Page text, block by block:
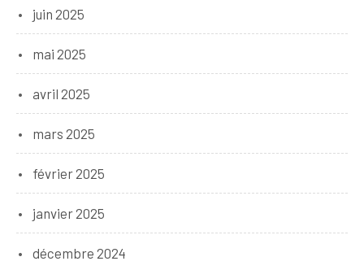
juin 2025
mai 2025
avril 2025
mars 2025
février 2025
janvier 2025
décembre 2024